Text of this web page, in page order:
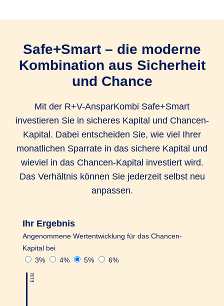
zwischen sicherem Kapital und Chancen-Kapital
Hälfte Ihrer Sparrate in das sichere Kapital fließt.
Diese Entscheidung können Sie kostenfrei
ändern und so auf Veränderungen in Ihrem
Sie können außerdem ganz einfach und
unbürokratisch Geld entnehmen. Wenn Sie eine
Teilauszahlung wünschen, ist das mit einer Frist
von einem Monat zum nächsten Monatsersten
jederzeit kostenfrei möglich. Dabei gilt: der
Auszahlungsbetrag muss mindestens 1.000
Safe+Smart verbleiben.
Noch ein Vorteil: Schon zu Beginn können
Ihren Vertrag einzahlen. Das ist jährlich ab
Safe+Smart – die moderne
Kombination aus Sicherheit
und Chance
Mit der R+V-AnsparKombi Safe+Smart
investieren Sie in sicheres Kapital und Chancen-
Kapital. Dabei entscheiden Sie, wie viel Ihrer
monatlichen Sparrate in das sichere Kapital und
wieviel in das Chancen-Kapital investiert wird.
Das Verhältnis können Sie jederzeit selbst neu
anpassen.
Ihr Ergebnis
Angenommene Wertentwicklung für das Chancen-
Kapital bei
3%
4% 5% 6%